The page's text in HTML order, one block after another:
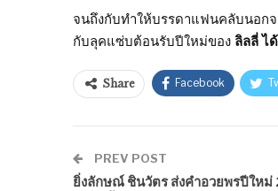
จนถึงกับทำให้บรรดาแฟนคลับนอกจ
กับลุคแซ่บต้อนรับปีใหม่ของ ลิลลี่ ไ
Share Facebook
PREV POST
ยิ่งลักษณ์ ชินวัตร ส่งคำอวยพรปีใหม่